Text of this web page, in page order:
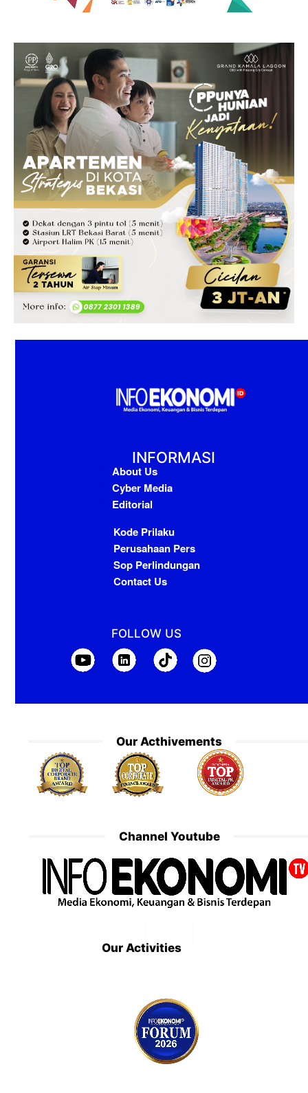
INFORMASI
About Us
Cyber Media
Editorial
Kode Prilaku
Perusahaan Pers
Sop Perlindungan
Contact Us
FOLLOW US
Our Acthivements
Channel Youtube
Our Activities